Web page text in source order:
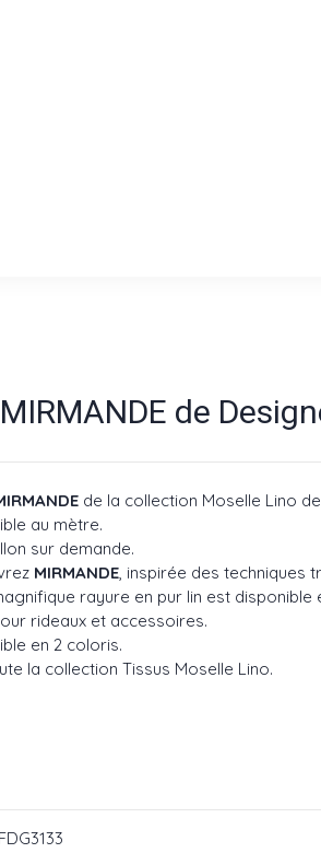
de
de la collection Moselle Lino
au mètre.
sur demande.
MIRMANDE, inspirée des techniques
rayure en pur lin est disponible
rideaux et accessoires.
en 2 coloris.
la collection Tissus Moselle Lino.
FDG3133